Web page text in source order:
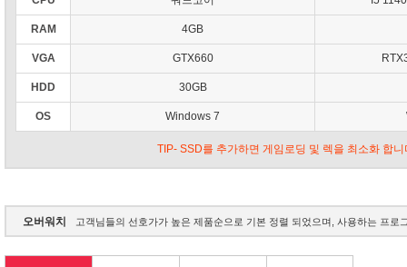
RAM 4GB
VGA GTX660
HDD 30GB
OS Windows 7
TIP- SSD를 추가하면 게임로딩 및 렉을 최소화 합니
오버워치 고객님들의 선호가가 높은 제품순으로 기본 정렬 되었으며, 사용하는 프